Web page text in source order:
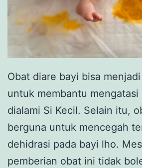
Obat diare bayi bisa
untuk membantu
dialami Si Kecil. Selain itu,
berguna untuk mencegah
dehidrasi pada bayi lho.
pemberian obat ini tidak